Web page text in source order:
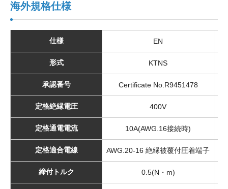
海外規格仕様
仕様 EN
形式 KTNS
承認番号 Certificate No.R9451478
定格絶縁電圧 400V
定格通電電流 10A(AWG.16接続時)
定格適合電線 AWG.20-16 絶縁被覆付圧着端子
締付トルク 0.5(N・m)